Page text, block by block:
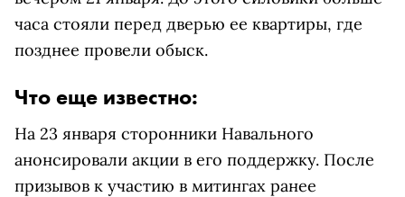
часа стояли перед дверью ее квартиры, где
позднее провели обыск.
Что еще известно:
На 23 января сторонники Навального
анонсировали акции в его поддержку. После
призывов к участию в митингах ранее